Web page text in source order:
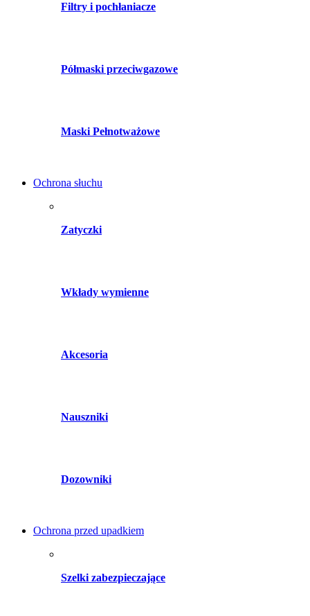
Filtry i pochłaniacze
Półmaski przeciwgazowe
Maski Pełnotważowe
Ochrona słuchu
Zatyczki
Wkłady wymienne
Akcesoria
Nauszniki
Dozowniki
Ochrona przed upadkiem
Szelki zabezpieczające